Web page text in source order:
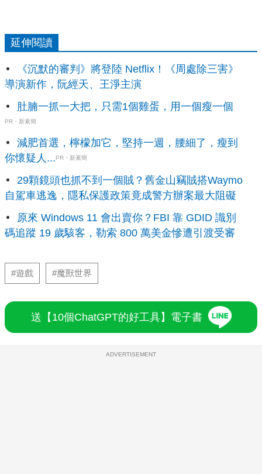
延伸閱讀
《沉默的審判》將登陸 Netflix！《周處除三害》
導演新作，阮經天、王淨主演
肚腩一抓一大把，只需1個雞蛋，用一個瘦一個
PR・新素簡
減肥首選，檸檬加它，堅持一週，腰細了，瘦到
你懷疑人...PR・新素簡
29顆鏡頭也抓不到一個賊？舊金山竊賊搭Waymo
自駕車逃逸，隱私保護政策竟成警方辦案最大阻礙
原來 Windows 11 會出賣你？FBI 靠 GDID 識別
碼追蹤 19 歲駭客，勒索 800 萬美金慘遭引渡受審
#遊戲 #魔獸世界
送【10個ChatGPT的好工具】電子書
ADVERTISEMENT